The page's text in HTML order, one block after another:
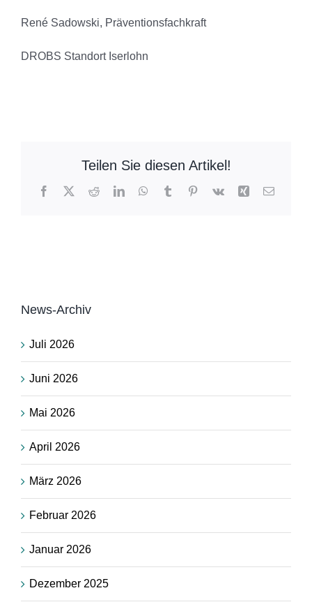
René Sadowski, Präventionsfachkraft
DROBS Standort Iserlohn
Teilen Sie diesen Artikel!
Facebook
X RedditLinkedInWhatsApp
TumblrPinterest
Vk Xing E-
News-Archiv
Juli 2026
Juni 2026
Mai 2026
April 2026
März 2026
Februar 2026
Januar 2026
Dezember 2025